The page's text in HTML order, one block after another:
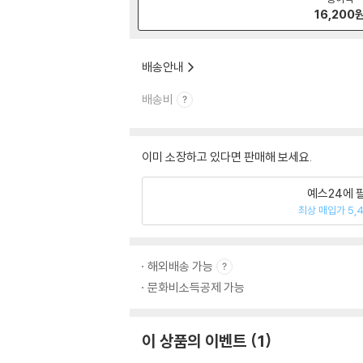
16,200
배송안내
배송비
이미 소장하고 있다면 판매해 보세요.
예스24에
최상 매입가
해외배송 가능
문화비소득공제 가능
이 상품의 이벤트 1